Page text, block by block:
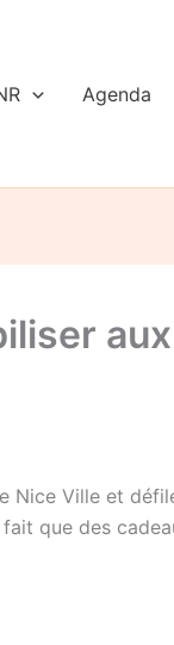
Agenda
Nice Ville et
que des